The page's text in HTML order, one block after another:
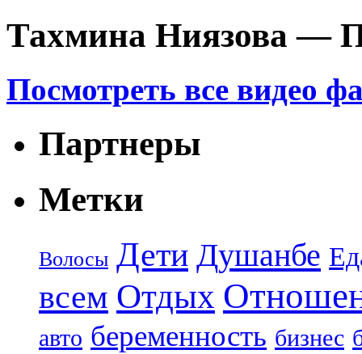
Тахмина Ниязова —
Посмотреть все видео
Партнеры
Метки
Волосы Дети Душанбе
всем Отдых
авто беременность бизнес